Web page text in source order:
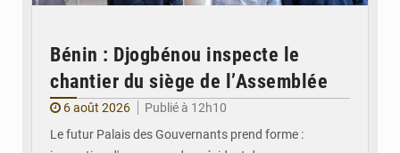
Bénin : Djogbénou inspecte le
chantier du siège de l’Assemblée
6 août 2026
Publié à 12h10
Le futur Palais des Gouvernants prend forme :